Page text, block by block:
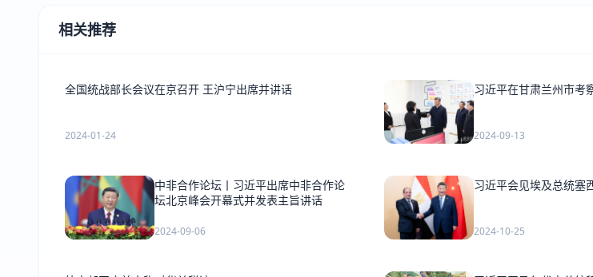
相关推荐
全国统战部长会议在京召开 王沪宁出席并讲话
2024-01-24
习近平在甘肃兰州市考
2024-09-13
中非合作论坛丨习近平出席中非合作论
坛北京峰会开幕式并发表主旨讲话
2024-09-06
习近平会见埃及总统塞
2024-10-25